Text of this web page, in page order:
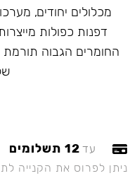
מכלולים יחודים,
דפנות כפולות
החומרים הגבוה תורמת
עד 12 תשלומים
ניתן לפרוס את הקנייה